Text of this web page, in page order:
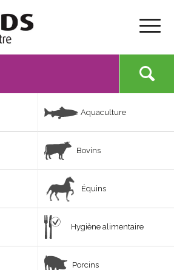
Aquaculture
Bovins
Équins
Hygiène alimentaire
Porcins